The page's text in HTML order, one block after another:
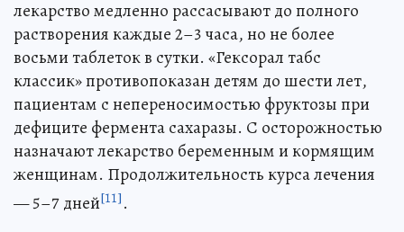
лекарство медленно рассасывают до полного
растворения каждые 2–3 часа, но не более
восьми таблеток в сутки. «Гексорал табс
классик» противопоказан детям до шести лет,
пациентам с непереносимостью фруктозы при
дефиците фермента сахаразы. С осторожностью
назначают лекарство беременным и кормящим
женщинам. Продолжительность курса лечения
— 5–7 дней[11].